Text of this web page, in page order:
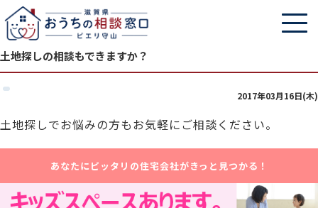
土地探しの相談もできますか？
2017年03月16日(木)
土地探しでお悩みの方もお気軽にご相談ください。
あなたにピッタリの住宅会社がきっと見つかる！